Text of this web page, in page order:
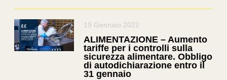
19 Gennaio 2022
ALIMENTAZIONE – Aumento
tariffe per i controlli sulla
sicurezza alimentare. Obbligo
di autodichiarazione entro il
31 gennaio